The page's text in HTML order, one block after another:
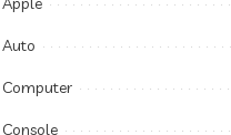
Auto
Computer
Console